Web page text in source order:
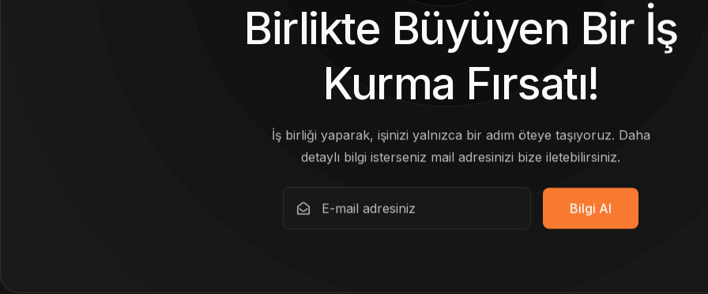
Birlikte Büyüyen Bir İş
Kurma Fırsatı!
İş birliği yaparak, işinizi yalnızca bir adım öteye taşıyoruz. Daha
detaylı bilgi isterseniz mail adresinizi bize iletebilirsiniz.
Bilgi Al